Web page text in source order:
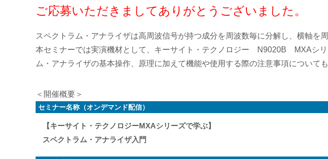
ご応募いただきましてありがとうございました。
スペクトラム・アナライザは高周波信号が持つ成分を周波数毎に分解し、横軸を
本セミナーでは実演機材として、キーサイト・テクノロジー N9020B MXAシ
ム・アナライザの基本操作、原理に加えて機能や使用する際の注意事項についても
＜開催概要＞
セミナー名称（オンデマンド配信）
【キーサイト・テクノロジーMXAシリーズで学ぶ】
スペクトラム・アナライザ入門